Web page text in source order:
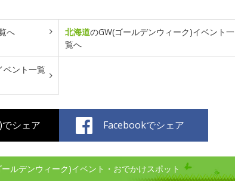
へ 北海道のGW(ゴールデンウィーク)イベント一
覧へ
ベント一覧
シェア Facebookでシェア
ルデンウィーク)イベント・おでかけスポット